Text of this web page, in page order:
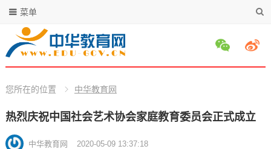
菜单
您所在的位置 中华教育网
热烈庆祝中国社会艺术协会家庭教育委员会正式成立
中华教育网 2020-05-09 13:37:18